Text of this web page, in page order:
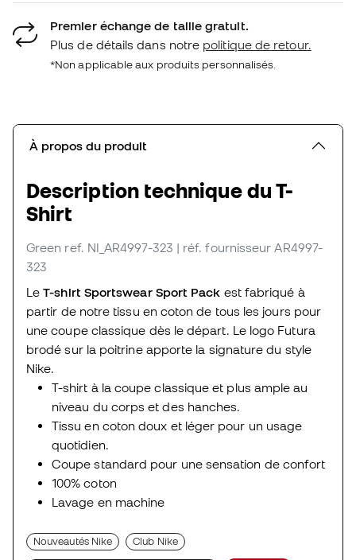
Premier échange de taille gratuit.
Plus de détails dans notre politique de retour.
*Non applicable aux produits personnalisés.
À propos du produit
Description technique du T-
Shirt
Green ref. NI_AR4997-323 | réf. fournisseur AR4997-
323
LeT-shirt Sportswear Sport Pack est fabriqué à
partir de notre tissu en coton de tous les jours pour
une coupe classique dès le départ. Le logo Futura
brodé sur la poitrine apporte la signature du style
Nike.
T-shirt à la coupe classique et plus ample au
niveau du corps et des hanches.
Tissu en coton doux et léger pour un usage
quotidien.
Coupe standard pour une sensation de confort
100% coton
Lavage en machine
Nouveautés Nike Club Nike